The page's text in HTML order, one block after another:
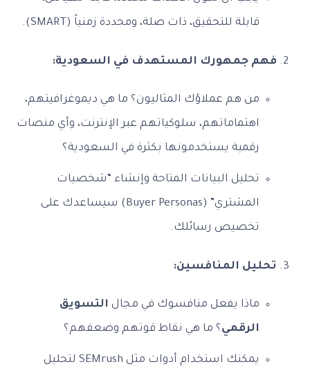
قابلة للتحقيق، ذات صلة، ومحددة زمنياً (SMART).
فهم جمهورك المستهدف في السعودية:
من هم عملاؤك المثاليون؟ ما هي ديموغرافيتهم،
اهتماماتهم، سلوكياتهم عبر الإنترنت، وأي منصات
رقمية يستخدمونها بكثرة في السعودية؟
تحليل البيانات المتاحة وإنشاء “شخصيات
المشتري” (Buyer Personas) سيساعدك على
تخصيص رسائلك.
تحليل المنافسين:
ماذا يفعل منافسوك في مجال التسويق
الرقمي ؟ ما هي نقاط قوتهم وضعفهم؟
يمكنك استخدام أدوات مثل SEMrush لتحليل